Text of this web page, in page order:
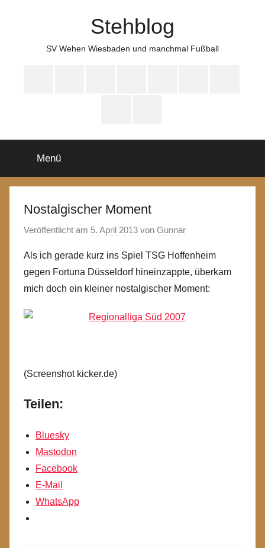
Stehblog
SV Wehen Wiesbaden und manchmal Fußball
Menü
Nostalgischer Moment
Veröffentlicht am 5. April 2013 von Gunnar
Als ich gerade kurz ins Spiel TSG Hoffenheim
gegen Fortuna Düsseldorf hineinzappte, überkam
mich doch ein kleiner nostalgischer Moment:
(Screenshot kicker.de)
Teilen:
Bluesky
Mastodon
Facebook
E-Mail
WhatsApp